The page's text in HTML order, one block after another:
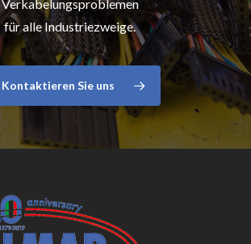
Verkabelungsproblemen
für alle Industriezweige.
Kontaktieren Sie uns